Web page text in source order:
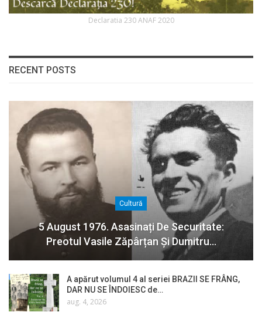
Declaratia 230 ANAF 2020
RECENT POSTS
Cultură
5 August 1976. Asasinați De Securitate:
Preotul Vasile Zăpârțan Și Dumitru…
A apărut volumul 4 al seriei BRAZII SE FRÂNG,
DAR NU SE ÎNDOIESC de…
aug. 4, 2026